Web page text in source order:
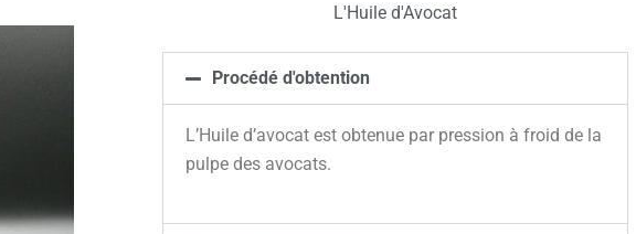
L'Huile d'Avocat
Procédé d'obtention
L’Huile d’avocat est obtenue par pression à froid de la
pulpe des avocats.